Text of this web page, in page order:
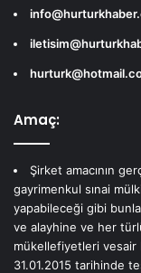
Amaç:
Şirket amacının
gayrimenkul sınai
yapabileceği gibi
ve alayhine ve her
mükellefiyetleri vesair
31.01.2015 tarihinde